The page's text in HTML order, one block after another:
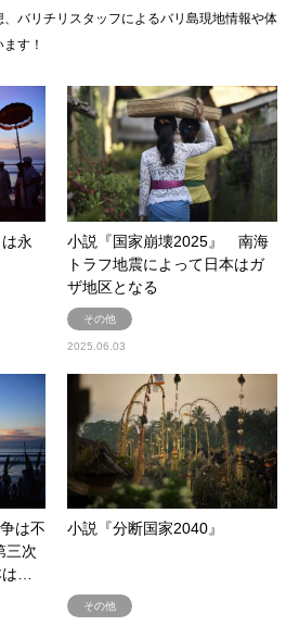
バリチリスタッフによるバリ島現地情報や体
す！
永
小説『国家崩壊2025』 南海
トラフ地震によって日本はガ
ザ地区となる
その他
2025.06.03
は不
三次
は…
小説『分断国家2040』
その他